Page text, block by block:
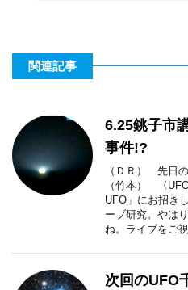
関連記事
6.25銚子市
事件!?
（ＤＲ） 先日
（竹本） 〈
UFO」にお招き
ーブ研究。やは
ね。ライブをご
次回のUFO